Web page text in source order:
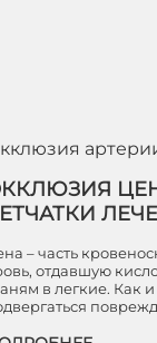
– часть
отдавшую
в легкие. Как